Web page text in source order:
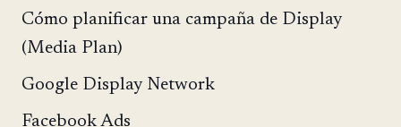
Cómo planificar una campaña de Display
(Media Plan)
Google Display Network
Facebook Ads